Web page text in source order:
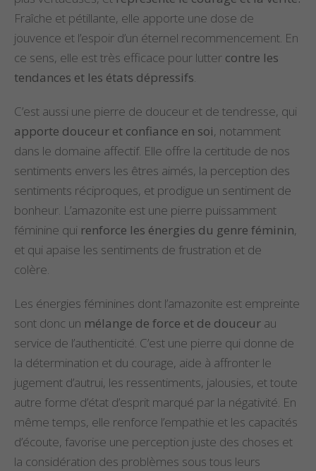
Fraîche et pétillante, elle apporte une dose de
jouvence et l’espoir d’un éternel recommencement. En
ce sens, elle est très efficace pour lutter contre les
tendances et les états dépressifs.
C’est aussi une pierre de douceur et de tendresse, qui
apporte douceur et confiance en soi, notamment
dans le domaine affectif. Elle offre la certitude de nos
sentiments envers les êtres aimés, la perception des
sentiments réciproques, et prodigue un sentiment de
bonheur. L’amazonite est une pierre puissamment
féminine qui renforce les énergies du genre féminin,
et qui apaise les sentiments de frustration et de
colère.
Les énergies féminines dont l’amazonite est empreinte
sont donc un mélange de force et de douceur au
service de l’authenticité. C’est une pierre qui donne de
la détermination et du courage, aide à affronter le
jugement d’autrui, les ressentiments, jalousies, et toute
autre forme d’état d’esprit marqué par la négativité. En
même temps, elle renforce l’empathie et les capacités
d’écoute, favorise une perception juste des choses et
la considération des problèmes sous tous leurs